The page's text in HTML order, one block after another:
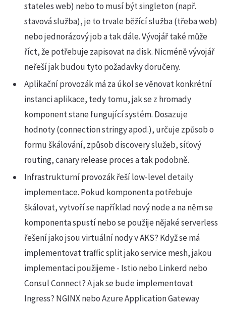
stateles web) nebo to musí být singleton (např.
stavová služba), je to trvale běžící služba (třeba web)
nebo jednorázový job a tak dále. Vývojář také může
říct, že potřebuje zapisovat na disk. Nicméně vývojář
neřeší jak budou tyto požadavky doručeny.
Aplikační provozák má za úkol se věnovat konkrétní
instanci aplikace, tedy tomu, jak se z hromady
komponent stane fungující systém. Dosazuje
hodnoty (connection stringy apod.), určuje způsob o
formu škálování, způsob discovery služeb, síťový
routing, canary release proces a tak podobně.
Infrastrukturní provozák řeší low-level detaily
implementace. Pokud komponenta potřebuje
škálovat, vytvoří se například nový node a na něm se
komponenta spustí nebo se použije nějaké serverless
řešení jako jsou virtuální nody v AKS? Když se má
implementovat traffic split jako service mesh, jakou
implementaci použijeme - Istio nebo Linkerd nebo
Consul Connect? A jak se bude implementovat
Ingress? NGINX nebo Azure Application Gateway